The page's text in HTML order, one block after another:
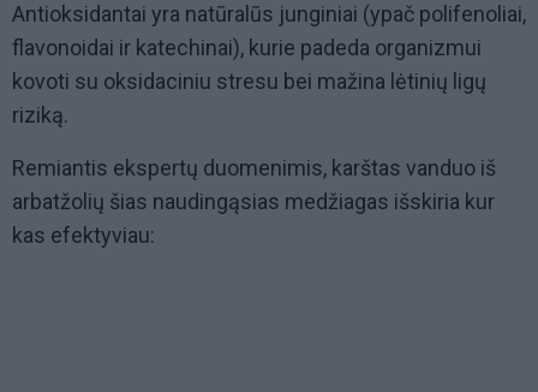
Antioksidantai yra natūralūs junginiai (ypač polifenoliai,
flavonoidai ir katechinai), kurie padeda organizmui
kovoti su oksidaciniu stresu bei mažina lėtinių ligų
riziką.
Remiantis ekspertų duomenimis, karštas vanduo iš
arbatžolių šias naudingąsias medžiagas išskiria kur
kas efektyviau: